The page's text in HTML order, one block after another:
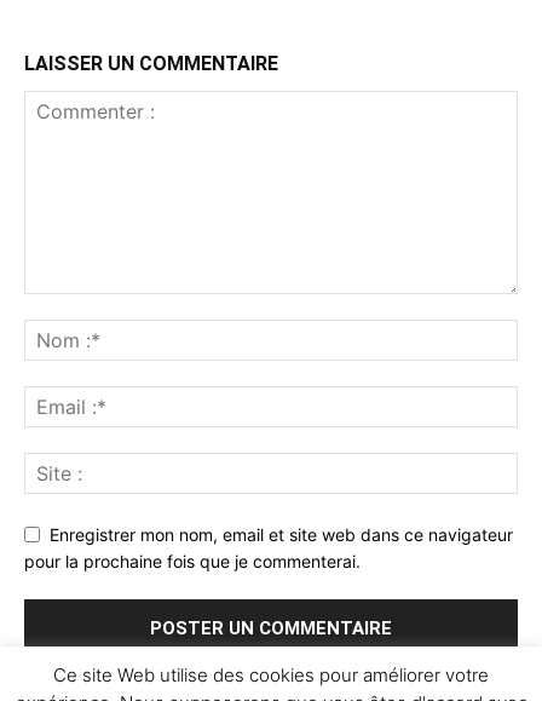
LAISSER UN COMMENTAIRE
Enregistrer mon nom, email et site web dans ce navigateur
pour la prochaine fois que je commenterai.
Ce site Web utilise des cookies pour améliorer votre